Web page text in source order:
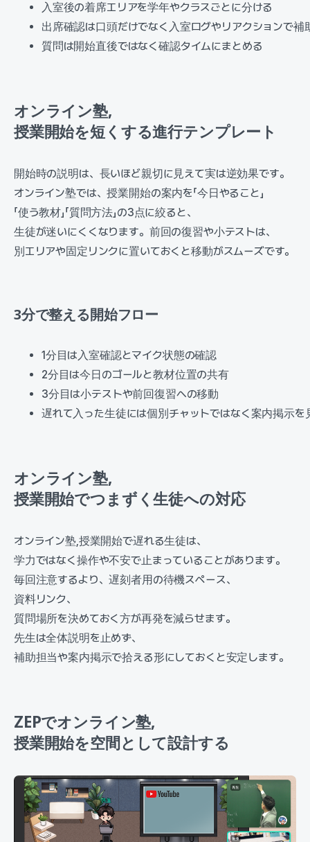
入室後の着席エリアを学年やクラスごとに分ける
出席確認は口頭だけでなく入室ログやリアクションで補
質問は開始直後ではなく確認タイムにまとめる
オンライン塾,
授業開始を短くする進行テンプレート
開始時の説明は、長いほど親切に見えて実は逆効果です。
オンライン塾では、授業開始の案内を「今日やること」
「使う教材」「質問方法」の3点に絞ると、
生徒が迷いにくくなります。前回の復習や小テストは、
別エリアや固定リンクに置いておくと移動がスムーズです。
3分で整える開始フロー
1分目は入室確認とマイク状態の確認
2分目は今日のゴールと教材位置の共有
3分目は小テストや前回復習への移動
遅れて入った生徒には個別チャットではなく案内掲示を
オンライン塾,
授業開始でつまずく生徒への対応
オンライン塾,授業開始で遅れる生徒は、
学力ではなく操作や不安で止まっていることがあります。
毎回注意するより、遅刻者用の待機スペース、
資料リンク、
質問場所を決めておく方が再発を減らせます。
先生は全体説明を止めず、
補助担当や案内掲示で拾える形にしておくと安定します。
ZEPでオンライン塾,
授業開始を空間として設計する